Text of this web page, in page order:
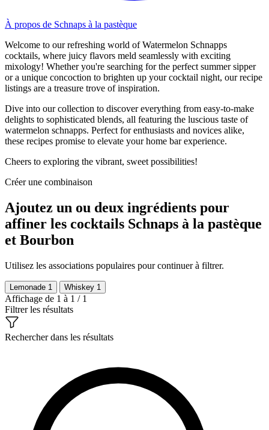
À propos de Schnaps à la pastèque
Welcome to our refreshing world of Watermelon Schnapps
cocktails, where juicy flavors meld seamlessly with exciting
mixology! Whether you're searching for the perfect summer sipper
or a unique concoction to brighten up your cocktail night, our recipe
listings are a treasure trove of inspiration.
Dive into our collection to discover everything from easy-to-make
delights to sophisticated blends, all featuring the luscious taste of
watermelon schnapps. Perfect for enthusiasts and novices alike,
these recipes promise to elevate your home bar experience.
Cheers to exploring the vibrant, sweet possibilities!
Créer une combinaison
Ajoutez un ou deux ingrédients pour
affiner les cocktails Schnaps à la pastèque
et Bourbon
Utilisez les associations populaires pour continuer à filtrer.
Lemonade 1 Whiskey 1
Affichage de 1 à 1 / 1
Filtrer les résultats
Rechercher dans les résultats